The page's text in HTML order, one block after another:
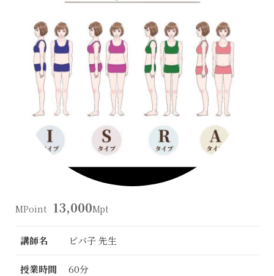
MPoint 13,000Mpt
講師名 ビバ子 先生
授業時間 60分